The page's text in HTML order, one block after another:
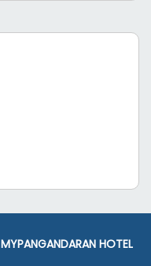
MYPANGANDARAN HOTEL